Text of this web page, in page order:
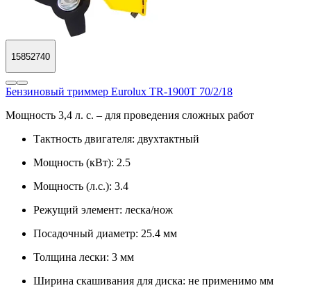
15852740
Бензиновый триммер Eurolux TR-1900T 70/2/18
Мощность 3,4 л. с. – для проведения сложных работ
Тактность двигателя: двухтактный
Мощность (кВт): 2.5
Мощность (л.с.): 3.4
Режущий элемент: леска/нож
Посадочный диаметр: 25.4 мм
Толщина лески: 3 мм
Ширина скашивания для диска: не применимо мм